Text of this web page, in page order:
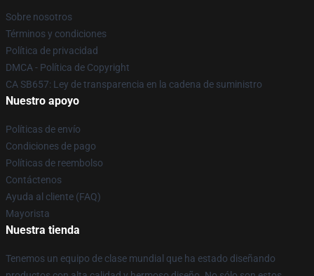
Sobre nosotros
Términos y condiciones
Política de privacidad
DMCA - Política de Copyright
CA SB657: Ley de transparencia en la cadena de suministro
Nuestro apoyo
Políticas de envío
Condiciones de pago
Políticas de reembolso
Contáctenos
Ayuda al cliente (FAQ)
Mayorista
Nuestra tienda
Tenemos un equipo de clase mundial que ha estado diseñando